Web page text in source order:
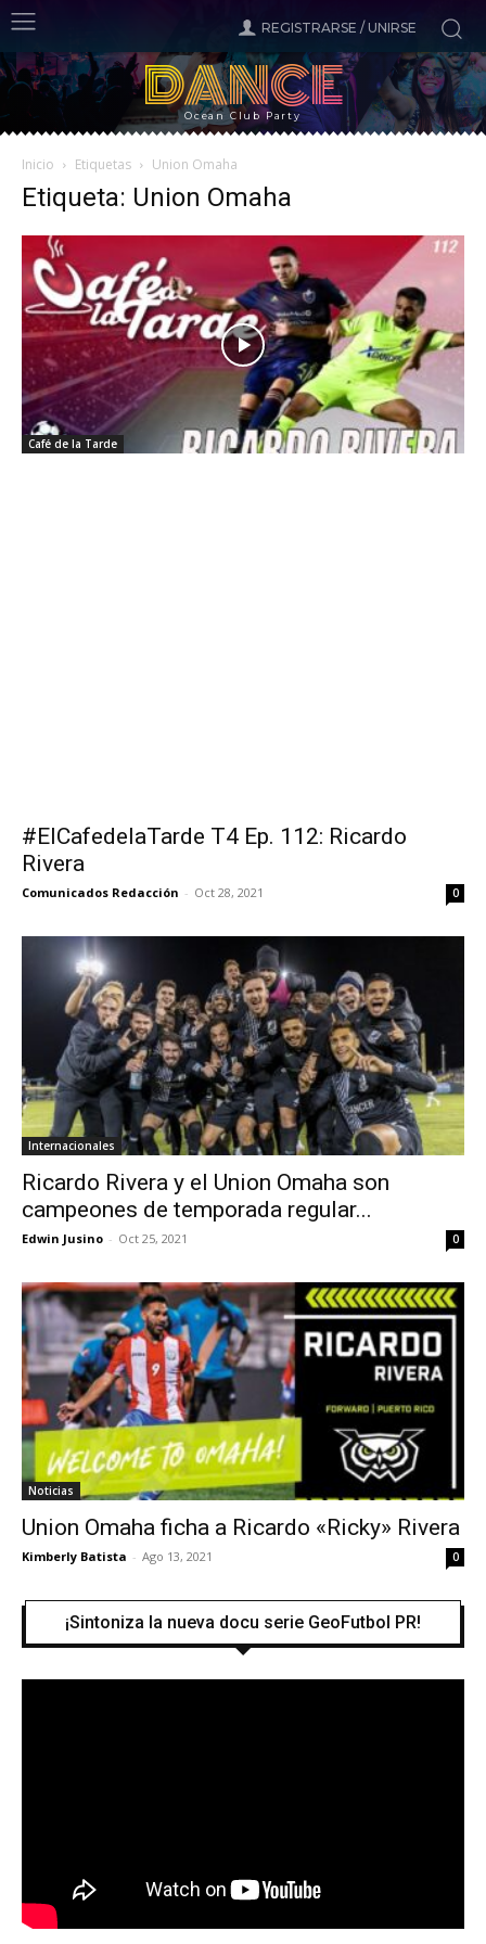
REGISTRARSE / UNIRSE
DANCE
Ocean Club Party
Inicio Etiquetas Union Omaha
Etiqueta: Union Omaha
Café de la Tarde
#ElCafedelaTarde T4 Ep. 112: Ricardo
Rivera
Comunicados Redacción - Oct 28, 2021 0
Internacionales
Ricardo Rivera y el Union Omaha son
campeones de temporada regular...
Edwin Jusino - Oct 25, 2021 0
Noticias
Union Omaha ficha a Ricardo «Ricky» Rivera
Kimberly Batista - Ago 13, 2021 0
¡Sintoniza la nueva docu serie GeoFutbol PR!